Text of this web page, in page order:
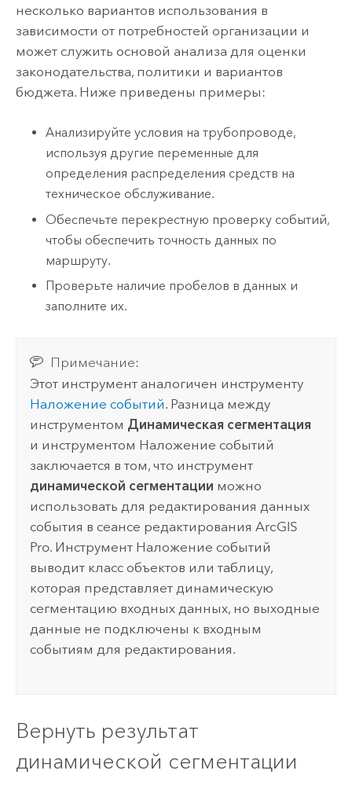
несколько вариантов использования в
зависимости от потребностей организации и
может служить основой анализа для оценки
законодательства, политики и вариантов
бюджета. Ниже приведены примеры:
Анализируйте условия на трубопроводе,
используя другие переменные для
определения распределения средств на
техническое обслуживание.
Обеспечьте перекрестную проверку событий,
чтобы обеспечить точность данных по
маршруту.
Проверьте наличие пробелов в данных и
заполните их.
Примечание:
Этот инструмент аналогичен инструменту
Наложение событий. Разница между
инструментом Динамическая сегментация
и инструментом Наложение событий
заключается в том, что инструмент
динамической сегментации можно
использовать для редактирования данных
события в сеансе редактированияArcGIS
Pro. Инструмент Наложение событий
выводит класс объектов или таблицу,
которая представляет динамическую
сегментацию входных данных, но выходные
данные не подключены к входным
событиям для редактирования.
Вернуть результат
динамической сегментации